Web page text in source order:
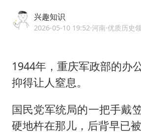
兴趣知识
2026-05-10 19:52·河南·优质历史
1944年，重庆军政部的办
抑得让人窒息。
国民党军统局的一把手戴
硬地杵在那儿，后背早已被